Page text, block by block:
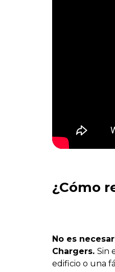
¿Cómo
No es
Chargers. Sin
edificio o una